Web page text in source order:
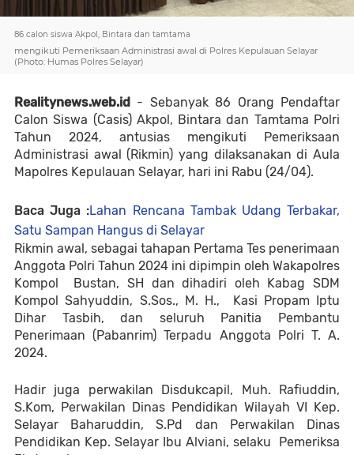
86 calon siswa Akpol, Bintara dan tamtama
mengikuti Pemeriksaan Administrasi awal di Polres Kepulauan Selayar
(Photo: Humas Polres Selayar)
Realitynews.web.id - Sebanyak 86 Orang Pendaftar
Calon Siswa (Casis) Akpol, Bintara dan Tamtama Polri
Tahun 2024, antusias mengikuti Pemeriksaan
Administrasi awal (Rikmin) yang dilaksanakan di Aula
Mapolres Kepulauan Selayar, hari ini Rabu (24/04).
Baca Juga :Lahan Rencana Tambak Udang Terbakar,
Satu Sampan Hangus di Selayar
Rikmin awal, sebagai tahapan Pertama Tes penerimaan
Anggota Polri Tahun 2024 ini dipimpin oleh Wakapolres
Kompol Bustan, SH dan dihadiri oleh Kabag SDM
Kompol Sahyuddin, S.Sos., M. H., ⁠Kasi Propam Iptu
Dihar Tasbih, dan seluruh Panitia Pembantu
Penerimaan (Pabanrim) Terpadu Anggota Polri T. A.
2024.
Hadir juga perwakilan Disdukcapil, Muh. Rafiuddin,
S.Kom, Perwakilan Dinas Pendidikan Wilayah VI Kep.
Selayar Baharuddin, S.Pd dan Perwakilan Dinas
Pendidikan Kep. Selayar Ibu Alviani, selaku Pemeriksa